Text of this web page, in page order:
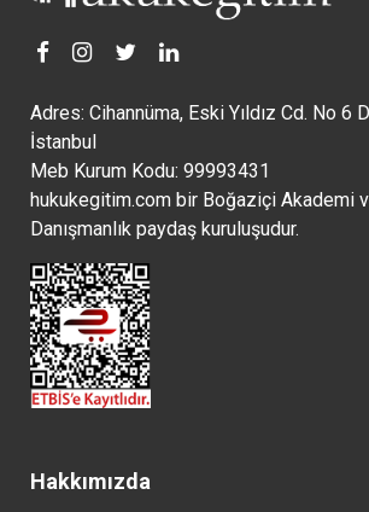
Adres: Cihannüma, Eski Yıldız Cd. No 6
İstanbul
Meb Kurum Kodu: 99993431
hukukegitim.com bir Boğaziçi Akademi
Danışmanlık paydaş kuruluşudur.
Hakkımızda